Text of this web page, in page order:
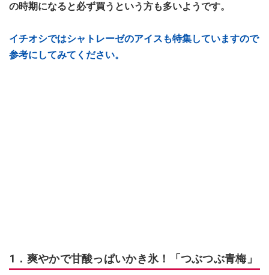
の時期になると必ず買うという方も多いようです。
イチオシではシャトレーゼのアイスも特集していますので
参考にしてみてください。
1．爽やかで甘酸っぱいかき氷！「つぶつぶ青梅」